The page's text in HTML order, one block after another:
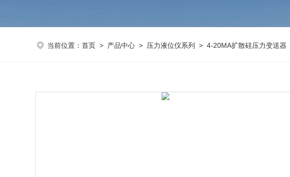
当前位置： 首页 > 产品中心 > 压力液位仪系列 > 4-20MA扩散硅压力变送器